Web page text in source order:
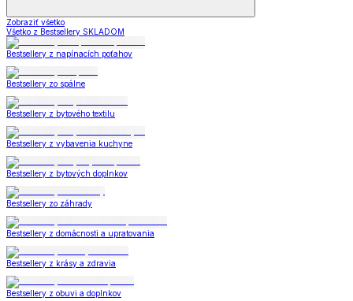
Zobraziť všetko
Všetko z Bestsellery SKLADOM
Bestsellery z napínacích poťahov
Bestsellery zo spálne
Bestsellery z bytového textilu
Bestsellery z vybavenia kuchyne
Bestsellery z bytových doplnkov
Bestsellery zo záhrady
Bestsellery z domácnosti a upratovania
Bestsellery z krásy a zdravia
Bestsellery z obuvi a doplnkov